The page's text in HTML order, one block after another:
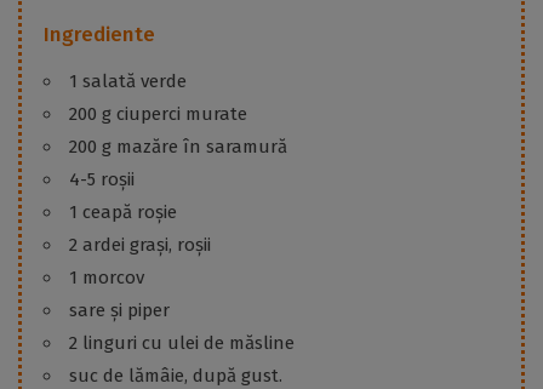
Ingrediente
1 salată verde
200 g ciuperci murate
200 g mazăre în saramură
4-5 roșii
1 ceapă roșie
2 ardei grași, roșii
1 morcov
sare și piper
2 linguri cu ulei de măsline
suc de lămâie, după gust.